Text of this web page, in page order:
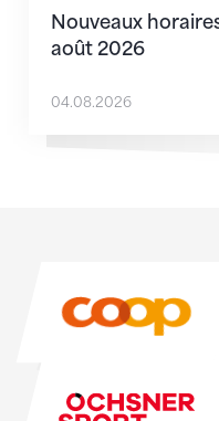
Nouveaux
août 2026
04.08.2026